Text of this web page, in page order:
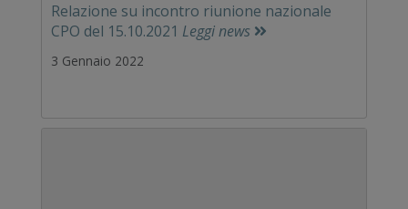
Relazione su incontro riunione nazionale
CPO del 15.10.2021 Leggi news
3 Gennaio 2022